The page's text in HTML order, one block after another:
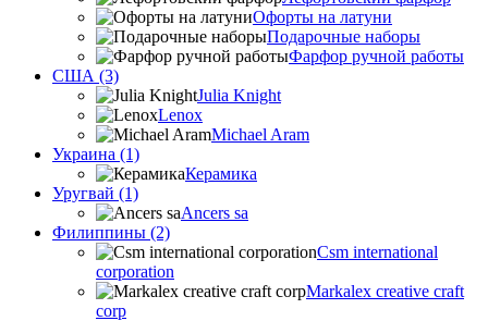
Офорты на латуни
Подарочные наборы
Фарфор ручной работы
США (3)
Julia Knight
Lenox
Michael Aram
Украина (1)
Керамика
Уругвай (1)
Ancers sa
Филиппины (2)
Csm international
corporation
Markalex creative craft
corp